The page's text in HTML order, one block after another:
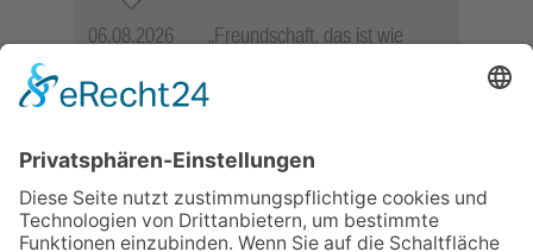
06.08.2026
„Freundschaft, das ist wie
06.08.2026
Schulranzen schenken Kindern
einen guten Start
06.08.2026
Zwischen Fachwerk, Wein und
Musik: Erste Kronberger